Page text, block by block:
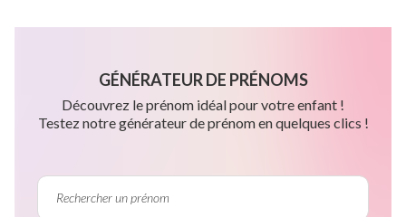
GÉNÉRATEUR DE PRÉNOMS
Découvrez le prénom idéal pour votre enfant !
Testez notre générateur de prénom en quelques clics !